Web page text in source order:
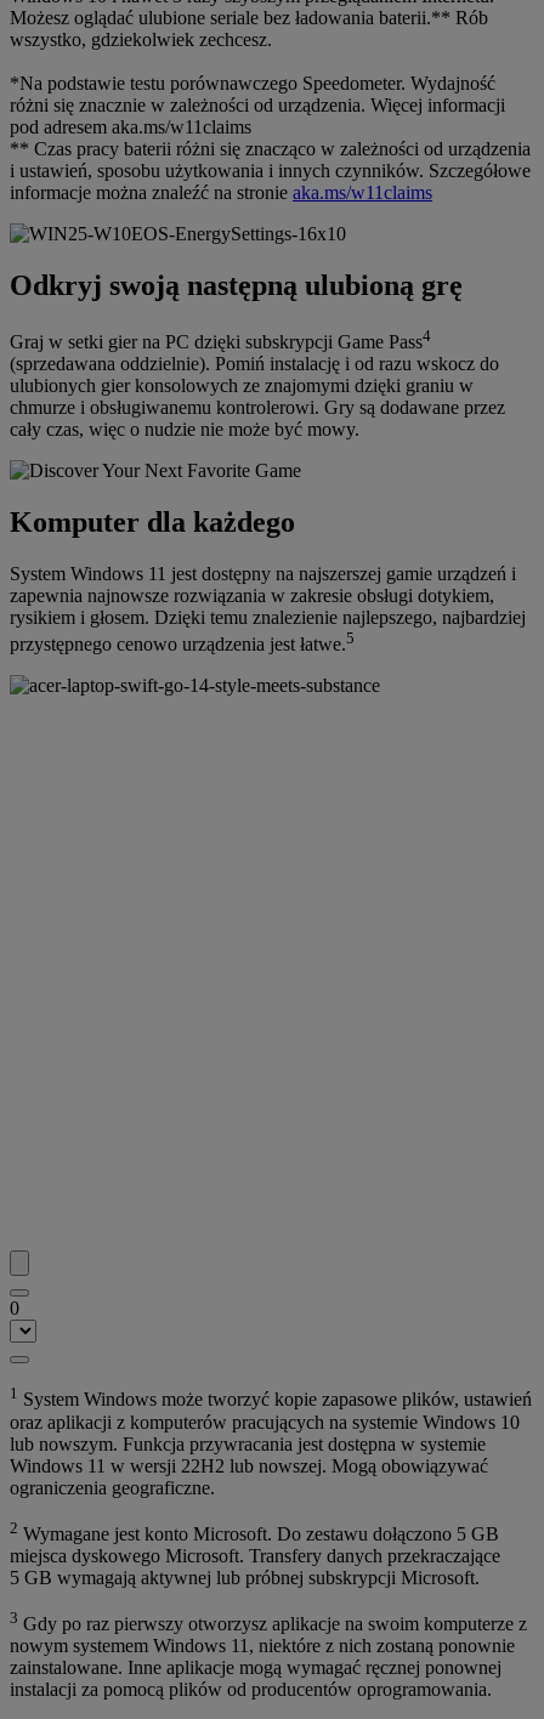
Możesz oglądać ulubione seriale bez ładowania baterii.** Rób
wszystko, gdziekolwiek zechcesz.
*Na podstawie testu porównawczego Speedometer. Wydajność
różni się znacznie w zależności od urządzenia. Więcej informacji
pod adresem aka.ms/w11claims
** Czas pracy baterii różni się znacząco w zależności od urządzenia
i ustawień, sposobu użytkowania i innych czynników. Szczegółowe
informacje można znaleźć na stronie aka.ms/w11claims
Odkryj swoją następną ulubioną grę
Graj w setki gier na PC dzięki subskrypcji Game Pass4
(sprzedawana oddzielnie). Pomiń instalację i od razu wskocz do
ulubionych gier konsolowych ze znajomymi dzięki graniu w
chmurze i obsługiwanemu kontrolerowi. Gry są dodawane przez
cały czas, więc o nudzie nie może być mowy.
Komputer dla każdego
System Windows 11 jest dostępny na najszerszej gamie urządzeń i
zapewnia najnowsze rozwiązania w zakresie obsługi dotykiem,
rysikiem i głosem. Dzięki temu znalezienie najlepszego, najbardziej
przystępnego cenowo urządzenia jest łatwe.5
0
1 System Windows może tworzyć kopie zapasowe plików, ustawień
oraz aplikacji z komputerów pracujących na systemie Windows 10
lub nowszym. Funkcja przywracania jest dostępna w systemie
Windows 11 w wersji 22H2 lub nowszej. Mogą obowiązywać
ograniczenia geograficzne.
2 Wymagane jest konto Microsoft. Do zestawu dołączono 5 GB
miejsca dyskowego Microsoft. Transfery danych przekraczające
5 GB wymagają aktywnej lub próbnej subskrypcji Microsoft.
3 Gdy po raz pierwszy otworzysz aplikacje na swoim komputerze z
nowym systemem Windows 11, niektóre z nich zostaną ponownie
zainstalowane. Inne aplikacje mogą wymagać ręcznej ponownej
instalacji za pomocą plików od producentów oprogramowania.